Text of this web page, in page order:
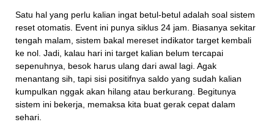
Satu hal yang perlu kalian ingat betul-betul adalah soal sistem
reset otomatis. Event ini punya siklus 24 jam. Biasanya sekitar
tengah malam, sistem bakal mereset indikator target kembali
ke nol. Jadi, kalau hari ini target kalian belum tercapai
sepenuhnya, besok harus ulang dari awal lagi. Agak
menantang sih, tapi sisi positifnya saldo yang sudah kalian
kumpulkan nggak akan hilang atau berkurang. Begitunya
sistem ini bekerja, memaksa kita buat gerak cepat dalam
sehari.